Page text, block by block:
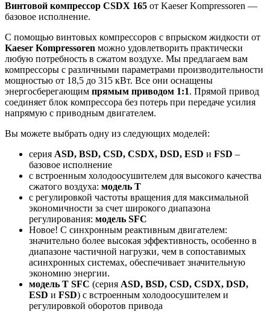
Винтовой компрессор CSDX 165 от Kaeser Kompressoren —
базовое исполнение.
С помощью винтовых компрессоров с впрыском жидкости от
Kaeser Kompressoren можно удовлетворить практически
любую потребность в сжатом воздухе. Мы предлагаем вам
компрессоры с различными параметрами производительности
мощностью от 18,5 до 315 кВт. Все они оснащены
энергосберегающим прямым приводом 1:1. Прямой привод
соединяет блок компрессора без потерь при передаче усилия
напрямую с приводным двигателем.
Вы можете выбрать одну из следующих моделей:
серия ASD, BSD, CSD, CSDX, DSD, ESD и FSD –
базовое исполнение
с встроенным холодоосушителем для высокого качества
сжатого воздуха: модель T
с регулировкой частоты вращения для максимальной
экономичности за счет широкого диапазона
регулирования: модель SFC
Новое! С синхронным реактивным двигателем:
значительно более высокая эффективность, особенно в
диапазоне частичной нагрузки, чем в сопоставимых
асинхронных системах, обеспечивает значительную
экономию энергии.
модель T SFC (серия ASD, BSD, CSD, CSDX, DSD,
ESD и FSD) с встроенным холодоосушителем и
регулировкой оборотов привода